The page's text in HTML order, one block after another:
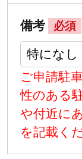
備考 必須
ご申請駐
性のある
や付近に
を記載く